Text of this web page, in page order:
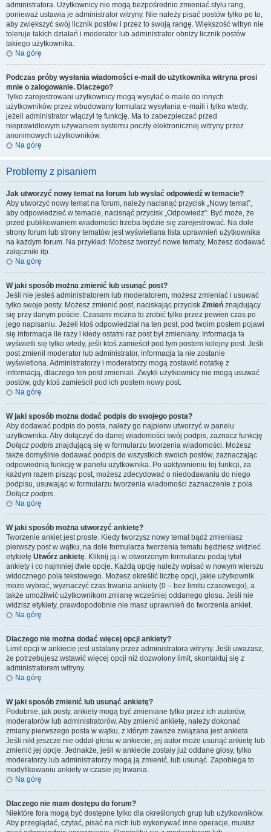
administratora. Użytkownicy nie mogą bezpośrednio zmieniać stylu rang,
ponieważ ustawia je administrator witryny. Nie należy pisać postów tylko po to,
aby zwiększyć swój licznik postów i przez to swoją rangę. Większość witryn nie
toleruje takich działań i moderator lub administrator obniży licznik postów
takiego użytkownika.
Na górę
Podczas próby wysłania wiadomości e-mail do użytkownika witryna prosi
mnie o zalogowanie. Dlaczego?
Tylko zarejestrowani użytkownicy mogą wysyłać e-maile do innych
użytkowników przez wbudowany formularz wysyłania e-maili i tylko wtedy,
jeżeli administrator włączył tę funkcję. Ma to zabezpieczać przed
nieprawidłowym używaniem systemu poczty elektronicznej witryny przez
anonimowych użytkowników.
Na górę
Problemy z pisaniem
Jak utworzyć nowy temat na forum lub wysłać odpowiedź w temacie?
Aby utworzyć nowy temat na forum, należy nacisnąć przycisk „Nowy temat”,
aby odpowiedzieć w temacie, nacisnąć przycisk „Odpowiedz”. Być może, że
przed publikowaniem wiadomości trzeba będzie się zarejestrować. Na dole
strony forum lub strony tematów jest wyświetlana lista uprawnień użytkownika
na każdym forum. Na przykład: Możesz tworzyć nowe tematy, Możesz dodawać
załączniki itp.
Na górę
W jaki sposób można zmienić lub usunąć post?
Jeśli nie jesteś administratorem lub moderatorem, możesz zmieniać i usuwać
tylko swoje posty. Możesz zmienić post, naciskając przycisk Zmień znajdujący
się przy danym poście. Czasami można to zrobić tylko przez pewien czas po
jego napisaniu. Jeżeli ktoś odpowiedział na ten post, pod twoim postem pojawi
się informacja ile razy i kiedy ostatni raz post był zmieniany. Informacja ta
wyświetli się tylko wtedy, jeśli ktoś zamieścił pod tym postem kolejny post. Jeśli
post zmienił moderator lub administrator, informacja ta nie zostanie
wyświetlona. Administratorzy i moderatorzy mogą zostawić notatkę z
informacją, dlaczego ten post zmieniali. Zwykli użytkownicy nie mogą usuwać
postów, gdy ktoś zamieścił pod ich postem nowy post.
Na górę
W jaki sposób można dodać podpis do swojego posta?
Aby dodawać podpis do posta, należy go najpierw utworzyć w panelu
użytkownika. Aby dołączyć do danej wiadomości swój podpis, zaznacz funkcję
Dołącz podpis znajdującą się w formularzu tworzenia wiadomości. Możesz
także domyślnie dodawać podpis do wszystkich swoich postów, zaznaczając
odpowiednią funkcję w panelu użytkownika. Po uaktywnieniu tej funkcji, za
każdym razem pisząc post, możesz zdecydować o niedodawaniu do niego
podpisu, usuwając w formularzu tworzenia wiadomości zaznaczenie z pola
Dołącz podpis.
Na górę
W jaki sposób można utworzyć ankietę?
Tworzenie ankiet jest proste. Kiedy tworzysz nowy temat bądź zmieniasz
pierwszy post w wątku, na dole formularza tworzenia tematu będziesz widzieć
etykietę Utwórz ankietę. Kliknij ją i w otworzonym formularzu podaj tytuł
ankiety i co najmniej dwie opcje. Każdą opcję należy wpisać w nowym wierszu
widocznego pola tekstowego. Możesz określić liczbę opcji, jakie użytkownik
może wybrać, wyznaczyć czas trwania ankiety (0 – bez limitu czasowego), a
także umożliwić użytkownikom zmianę wcześniej oddanego głosu. Jeśli nie
widzisz etykiety, prawdopodobnie nie masz uprawnień do tworzenia ankiet.
Na górę
Dlaczego nie można dodać więcej opcji ankiety?
Limit opcji w ankiecie jest ustalany przez administratora witryny. Jeśli uważasz,
że potrzebujesz wstawić więcej opcji niż dozwolony limit, skontaktuj się z
administratorem witryny.
Na górę
W jaki sposób zmienić lub usunąć ankietę?
Podobnie, jak posty, ankiety mogą być zmieniane tylko przez ich autorów,
moderatorów lub administratorów. Aby zmienić ankietę, należy dokonać
zmiany pierwszego posta w wątku, z którym zawsze związana jest ankieta.
Jeśli nikt jeszcze nie oddał głosu w ankiecie, jej autor może usunąć ankietę lub
zmienić jej opcje. Jednakże, jeśli w ankiecie zostały już oddane głosy, tylko
moderatorzy lub administratorzy mogą ją zmienić, lub usunąć. Zapobiega to
modyfikowaniu ankiety w czasie jej trwania.
Na górę
Dlaczego nie mam dostępu do forum?
Niektóre fora mogą być dostępne tylko dla określonych grup lub użytkowników.
Aby przeglądać, czytać, pisać na nich lub wykonywać inne operacje, musisz